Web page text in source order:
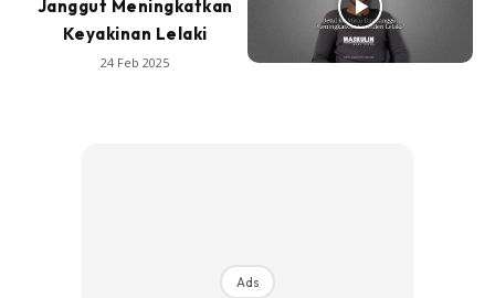
Janggut Meningkatkan
Keyakinan Lelaki
24 Feb 2025
Ads